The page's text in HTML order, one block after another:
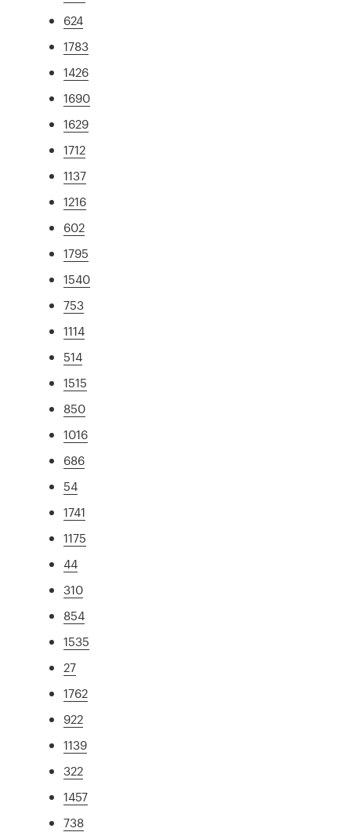
624
1783
1426
1690
1629
1712
1137
1216
602
1795
1540
753
1114
514
1515
850
1016
686
54
1741
1175
44
310
854
1535
27
1762
922
1139
322
1457
738